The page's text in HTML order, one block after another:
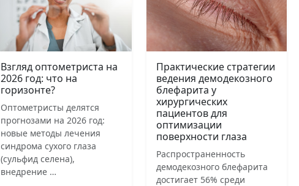
Взгляд оптометриста на
2026 год: что на
горизонте?
Оптометристы делятся
прогнозами на 2026 год:
новые методы лечения
синдрома сухого глаза
(сульфид селена),
внедрение …
Практические стратегии
ведения демодекозного
блефарита у
хирургических
пациентов для
оптимизации
поверхности глаза
Распространенность
демодекозного блефарита
достигает 56% среди